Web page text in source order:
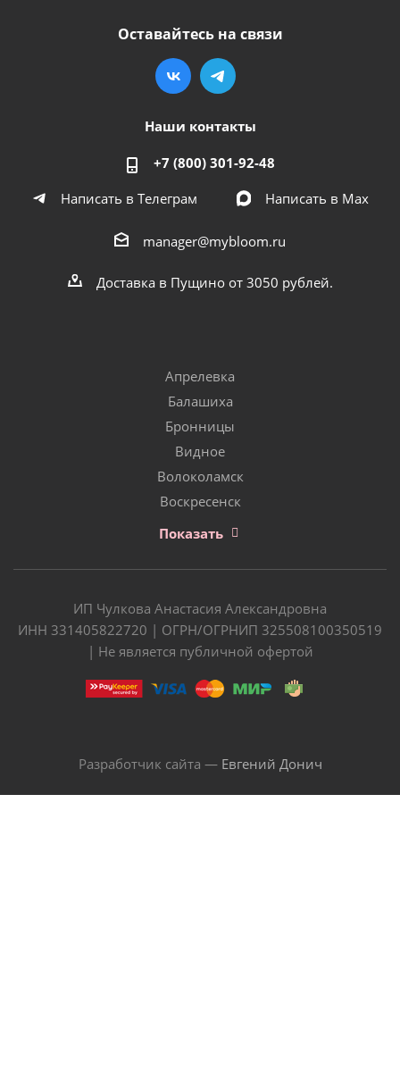
Оставайтесь на связи
Наши контакты
+7 (800) 301-92-48
Написать в Телеграм
Написать в Мах
manager@mybloom.ru
Доставка в Пущино от 3050 рублей.
Апрелевка
Балашиха
Бронницы
Видное
Волоколамск
Воскресенск
Показать
ИП Чулкова Анастасия Александровна
ИНН 331405822720 | ОГРН/ОГРНИП 325508100350519
| Не является публичной офертой
Разработчик сайта — Евгений Донич